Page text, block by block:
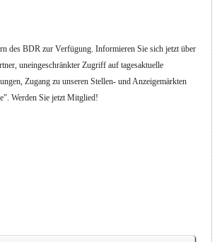
des BDR zur Verfügung. Informieren Sie sich jetzt über
uneingeschränkter Zugriff auf tagesaktuelle
Zugang zu unseren Stellen- und Anzeigemärkten
Werden Sie jetzt Mitglied!